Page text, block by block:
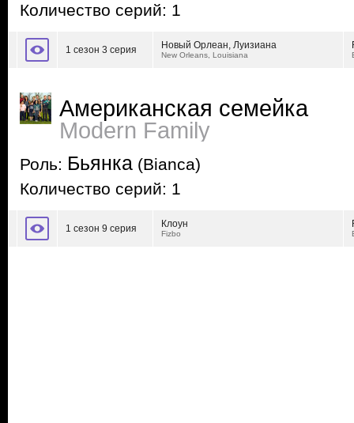
Количество серий: 1
1 сезон 3 серия Новый Орлеан, Луизиана
New Orleans, Louisiana
Американская семейка
Modern Family
Роль: Бьянка (Bianca)
Количество серий: 1
1 сезон 9 серия Клоун
Fizbo